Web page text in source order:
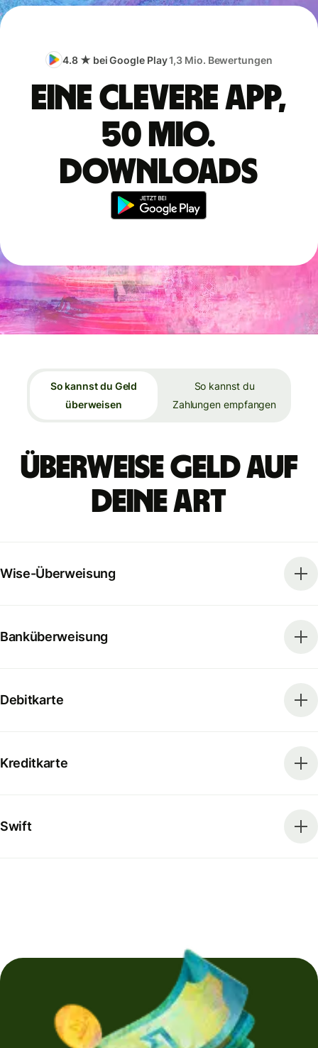
4.8 ★ bei Google Play1,3 Mio. Bewertungen
Eine clevere App,
50 Mio.
Downloads
So kannst du Geld
überweisen
So kannst du
Zahlungen empfangen
Überweise Geld auf
deine Art
Wise-Überweisung
Banküberweisung
Debitkarte
Kreditkarte
Swift